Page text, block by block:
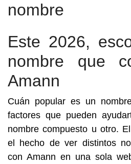
nombre
Este 2026,
nombre que
Amann
Cuán popular es un
factores que pueden
nombre compuesto u otro.
el hecho de ver distintos
con Amann en una sola